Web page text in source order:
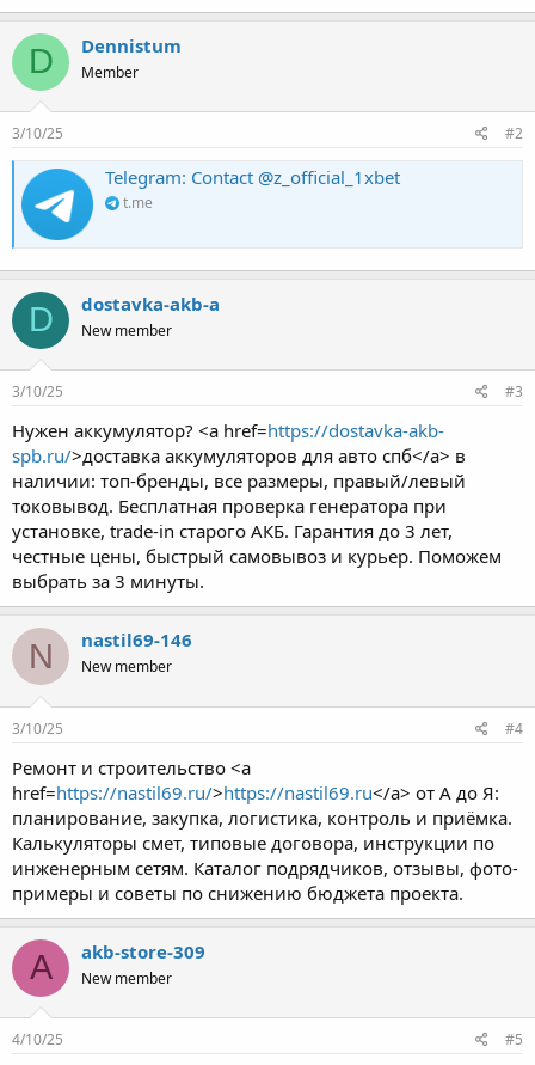
D Dennistum
Member
3/10/25 #2
Telegram: Contact @z_official_1xbet
t.me
D dostavka-akb-a
New member
3/10/25 #3
Нужен аккумулятор? <a href=https://dostavka-akb-
spb.ru/>доставка аккумуляторов для авто спб</a> в
наличии: топ-бренды, все размеры, правый/левый
токовывод. Бесплатная проверка генератора при
установке, trade-in старого АКБ. Гарантия до 3 лет,
честные цены, быстрый самовывоз и курьер. Поможем
выбрать за 3 минуты.
N nastil69-146
New member
3/10/25 #4
Ремонт и строительство <a
href=https://nastil69.ru/>https://nastil69.ru</a> от А до Я:
планирование, закупка, логистика, контроль и приёмка.
Калькуляторы смет, типовые договора, инструкции по
инженерным сетям. Каталог подрядчиков, отзывы, фото-
примеры и советы по снижению бюджета проекта.
A akb-store-309
New member
4/10/25 #5